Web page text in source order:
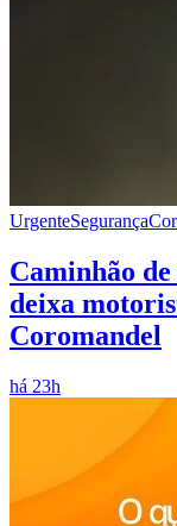
UrgenteSegurança
Caminhão
deixa
Coromandel
há 23h